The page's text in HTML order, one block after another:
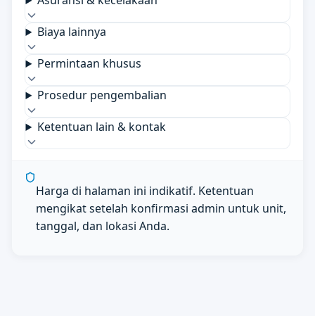
Biaya lainnya
Permintaan khusus
Prosedur pengembalian
Ketentuan lain & kontak
Harga di halaman ini indikatif. Ketentuan
mengikat setelah konfirmasi admin untuk unit,
tanggal, dan lokasi Anda.